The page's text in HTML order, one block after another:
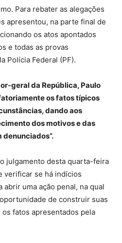
Para rebater as alegações
apresentou, na parte final de
os atos apontados
e todas as provas
Polícia Federal (PF).
geral da República, Paulo
os fatos típicos
dando aos
dos motivos e das
denunciados”.
julgamento desta quarta-feira
verificar se há indícios
uma ação penal, na qual
de construir suas
fatos apresentados pela